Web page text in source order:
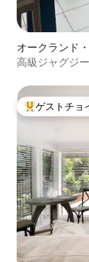
オークランド
ストリクトの
高級ジャグジ
大好評のゲス
ゲストチョ